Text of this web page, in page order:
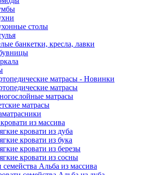
столы
банкетки, кресла, лавки
матрасы - Новинки
матрасы
матрасы
матрасы
из массива
кровати из дуба
кровати из бука
кровати из березы
кровати из сосны
семейства Альба из массива